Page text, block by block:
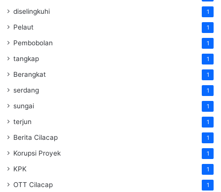
diselingkuhi 1
Pelaut 1
Pembobolan 1
tangkap 1
Berangkat 1
serdang 1
sungai 1
terjun 1
Berita Cilacap 1
Korupsi Proyek 1
KPK 1
OTT Cilacap 1